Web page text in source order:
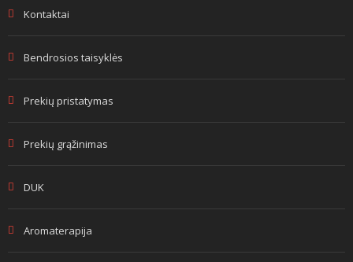
Kontaktai
Bendrosios taisyklės
Prekių pristatymas
Prekių grąžinimas
DUK
Aromaterapija